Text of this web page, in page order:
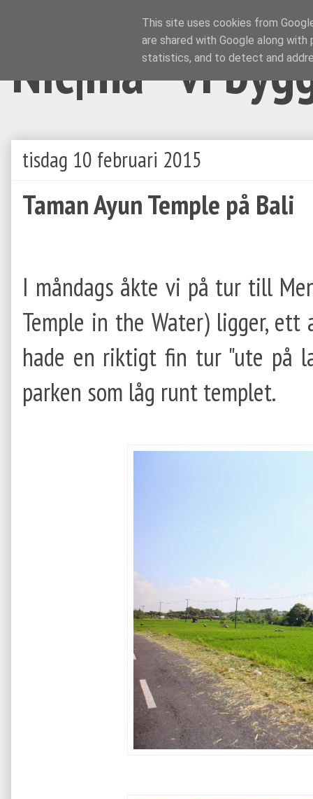
Nic|ma - vi
tisdag 10 februari 2015
Taman Ayun Temple på Bali
I måndags åkte vi på tur till
Temple in the Water) ligger,
hade en riktigt fin tur "ute på
parken som låg runt templet.
This site uses cookies from
are shared with Google along
statistics, and to detect and